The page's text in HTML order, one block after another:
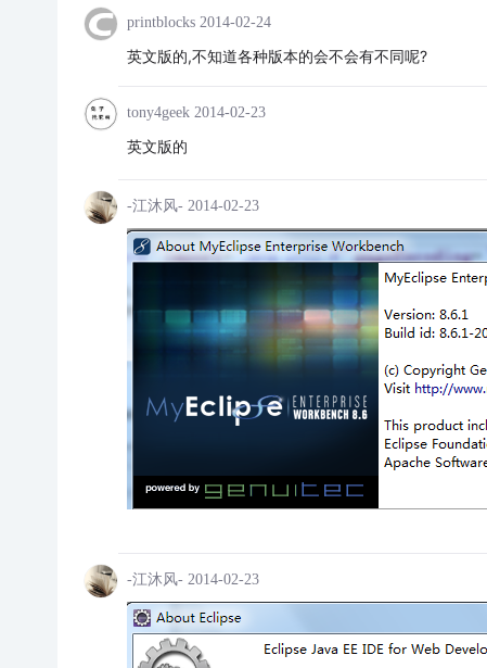
printblocks 2014-02-24
英文版的,不知道各种版本的会不会有不同呢?
tony4geek 2014-02-23
英文版的
-江沐风- 2014-02-23
-江沐风- 2014-02-23